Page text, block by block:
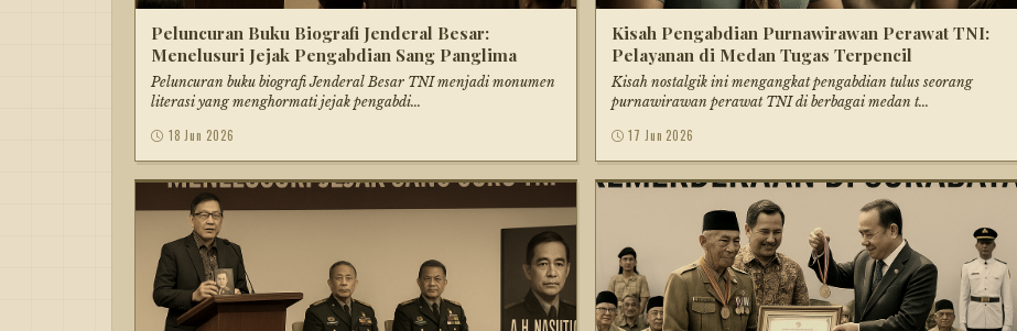
Peluncuran Buku Biografi Jenderal Besar:
Menelusuri Jejak Pengabdian Sang Panglima
Peluncuran buku biografi Jenderal Besar TNI menjadi monumen
literasi yang menghormati jejak pengabdi...
18 Jun 2026
Kisah Pengabdian Purnawirawan Perawat TNI:
Pelayanan di Medan Tugas Terpencil
Kisah nostalgik ini mengangkat pengabdian tulus seorang
purnawirawan perawat TNI di berbagai medan t...
17 Jun 2026